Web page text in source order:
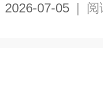
2026-07-05 | 阅